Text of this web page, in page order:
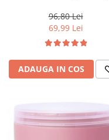
96,80 Lei
69,99 Lei
ADAUGA IN COS